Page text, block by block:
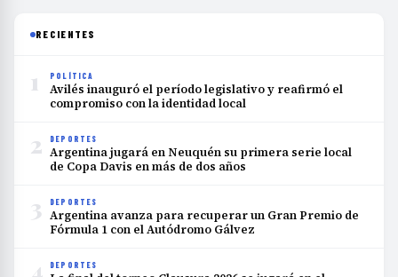
RECIENTES
1 POLÍTICA
Avilés inauguró el período legislativo y reafirmó el
compromiso con la identidad local
2 DEPORTES
Argentina jugará en Neuquén su primera serie local
de Copa Davis en más de dos años
3 DEPORTES
Argentina avanza para recuperar un Gran Premio de
Fórmula 1 con el Autódromo Gálvez
4 DEPORTES